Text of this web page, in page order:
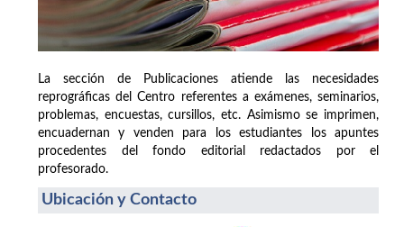
La sección de Publicaciones atiende las necesidades
reprográficas del Centro referentes a exámenes, seminarios,
problemas, encuestas, cursillos, etc. Asimismo se imprimen,
encuadernan y venden para los estudiantes los apuntes
procedentes del fondo editorial redactados por el
profesorado.
Ubicación y Contacto